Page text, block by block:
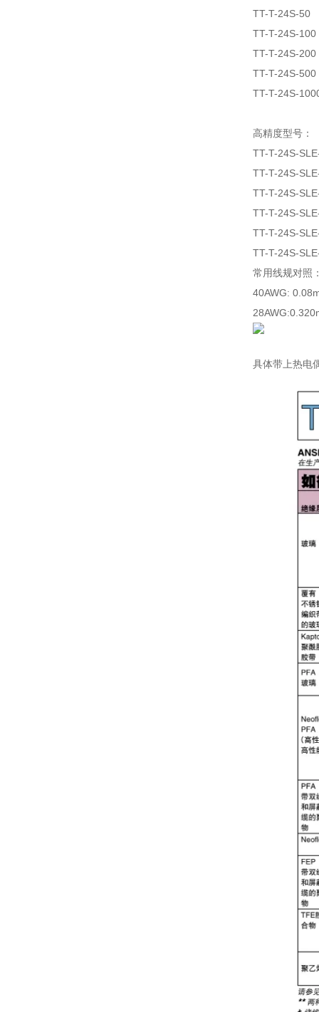
TT-T-24S-50
TT-T-24S-100
TT-T-24S-200
TT-T-24S-500
TT-T-24S-
高精度型号：
TT-T-24S-
TT-T-24S-
TT-T-24S-
TT-T-24S-
TT-T-24S-
TT-T-24S-
常用线规对照
40AWG:
具体带上热电